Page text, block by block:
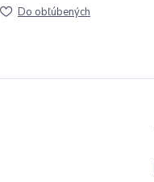
Do obľúbených